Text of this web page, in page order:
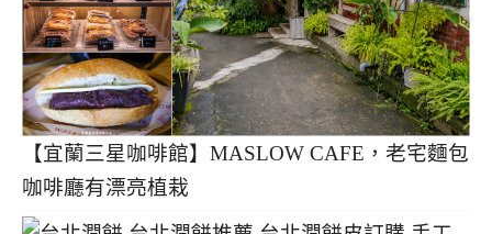
【宜蘭三星咖啡館】MASLOW CAFE，老宅麵包
咖啡廳有漂亮植栽